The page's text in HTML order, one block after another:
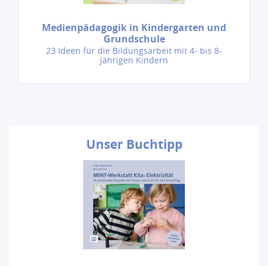
Medienpädagogik in Kindergarten und
Grundschule
23 Ideen für die Bildungsarbeit mit 4- bis 8-
jährigen Kindern
Unser Buchtipp